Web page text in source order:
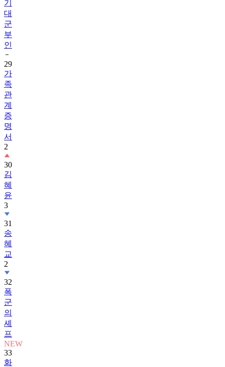
기
대
군
부
인
29
가
족
관
계
증
명
서
2
30
김
혜
윤
3
31
송
혜
교
2
32
폭
군
의
셰
프
NEW
33
화